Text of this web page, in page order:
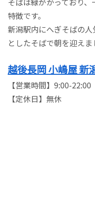
特徴です。
新潟駅内にへぎそばの
としたそばで朝を迎えま
越後長岡 小嶋屋 新
【営業時間】9:00-22:00
【定休日】無休